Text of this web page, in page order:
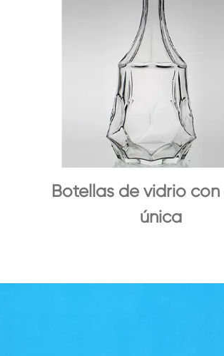
Botellas de vidrio
única